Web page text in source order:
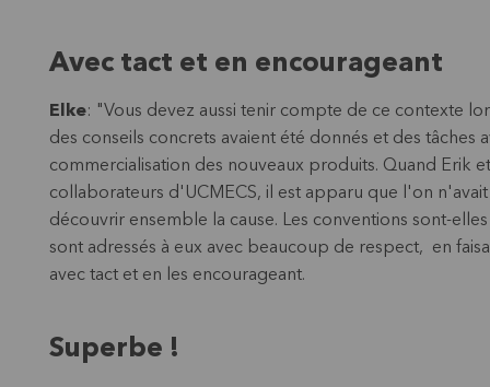
Avec tact et en encourageant
Elke: "Vous devez aussi tenir compte de ce contexte
des conseils concrets avaient été donnés et des
commercialisation des nouveaux produits. Quand Erik
collaborateurs d'UCMECS, il est apparu que l'on
découvrir ensemble la cause. Les conventions sont-
sont adressés à eux avec beaucoup de respect, en
avec tact et en les encourageant.
Superbe !